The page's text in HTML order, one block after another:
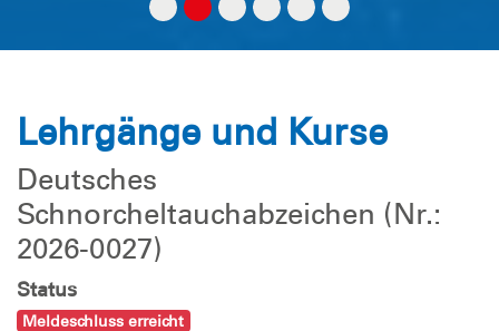
Lehrgänge und Kurse
Deutsches
Schnorcheltauchabzeichen (Nr.:
2026-0027)
Status
Meldeschluss erreicht